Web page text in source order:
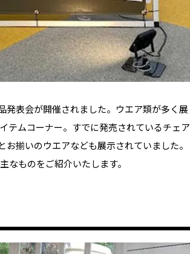
発表会が開催されました。ウエア類が多く展
テムコーナー。すでに発売されているチェア
揃いのウエアなども展示されていました。
なものをご紹介いたします。